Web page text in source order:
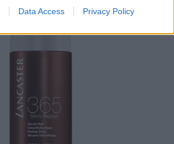
Data Access Privacy Policy